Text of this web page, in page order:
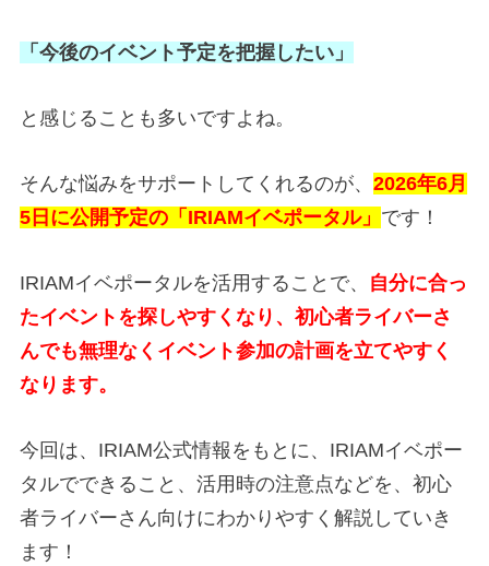
「今後のイベント予定を把握したい」
と感じることも多いですよね。
そんな悩みをサポートしてくれるのが、 2026年6月
5日に公開予定の「IRIAMイベポータル」 です！
IRIAMイベポータルを活用することで、 自分に合っ
たイベントを探しやすくなり、初心者ライバーさ
んでも無理なくイベント参加の計画を立てやすく
なります。
今回は、IRIAM公式情報をもとに、 IRIAMイベポー
タルでできること、 活用時の注意点などを、初心
者ライバーさん向けにわかりやすく解説していき
ます！